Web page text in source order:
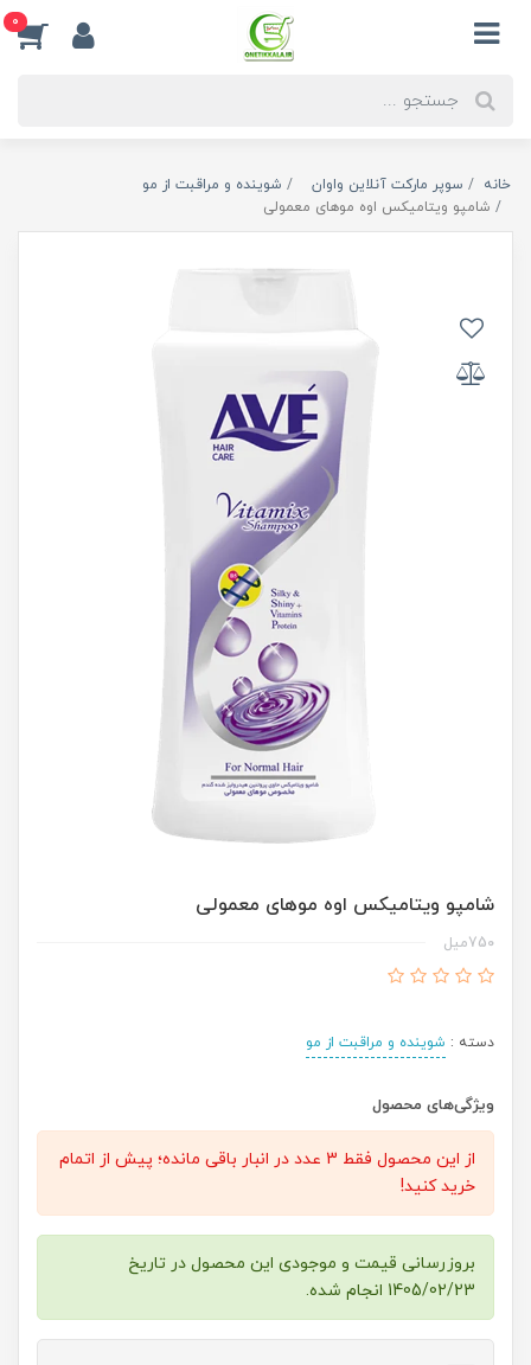
0
خانه سوپر مارکت آنلاین واوان
شوینده و مراقبت از مو
شامپو ویتامیکس اوه موهای معمولی
شامپو ویتامیکس اوه موهای معمولی
750میل
دسته : شوینده و مراقبت از مو
ویژگی‌های محصول
از این محصول فقط 3 عدد در انبار باقی مانده؛ پیش از اتمام
خرید کنید!
بروزرسانی قیمت و موجودی این محصول در تاریخ
1405/02/23 انجام شده.